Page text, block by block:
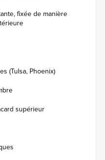
fixée de manière
(Tulsa, Phoenix)
supérieur